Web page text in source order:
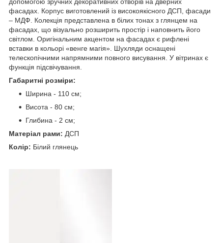
допомогою зручних декоративних отворів на дверних
фасадах. Корпус виготовлений із високоякісного ДСП, фасади
– МДФ. Колекція представлена в білих тонах з глянцем на
фасадах, що візуально розширить простір і наповнить його
світлом. Оригінальним акцентом на фасадах є рифлені
вставки в кольорі «венге магія». Шухляди оснащені
телескопічними напрямними повного висування. У вітринах є
функція підсвічування.
Габаритні розміри:
Ширина - 110 см;
Висота - 80 см;
Глибина - 2 см;
Матеріал рами: ДСП
Колір: Білий глянець